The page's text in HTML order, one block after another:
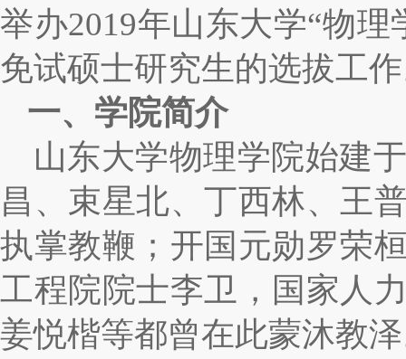
举办2019年山东大学“物
免试硕士研究生的选拔工
一、学院简介
山东大学物理学院始建
昌、束星北、丁西林、王
执掌教鞭；开国元勋罗荣
工程院院士李卫，国家人
姜悦楷等都曾在此蒙沐教